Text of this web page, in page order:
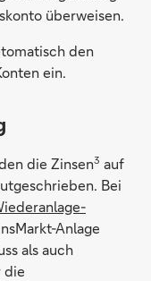
überweisen.
den
ein.
die Zinsen3 auf
Bei
Anlage
als auch
die